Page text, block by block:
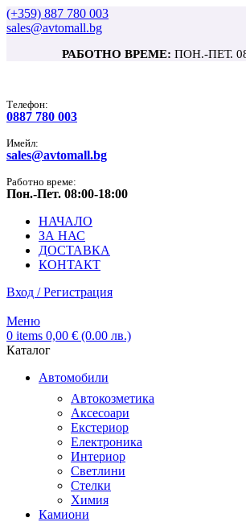
(+359) 887 780 003
sales@avtomall.bg
РАБОТНО ВРЕМЕ: ПОН.-ПЕТ.
Tелефон:
0887 780 003
Имейл:
sales@avtomall.bg
Работно време:
Пон.-Пет. 08:00-18:00
НАЧАЛО
ЗА НАС
ДОСТАВКА
КОНТАКТ
Вход / Регистрация
Меню
0 items 0,00 € (0.00 лв.)
Каталог
Автомобили
Автокозметика
Аксесоари
Екстериор
Електроника
Интериор
Светлини
Стелки
Химия
Камиони